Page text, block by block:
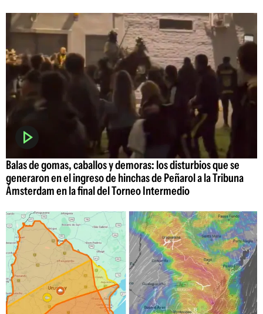
Balas de gomas, caballos y demoras: los disturbios que se
generaron en el ingreso de hinchas de Peñarol a la Tribuna
Ámsterdam en la final del Torneo Intermedio